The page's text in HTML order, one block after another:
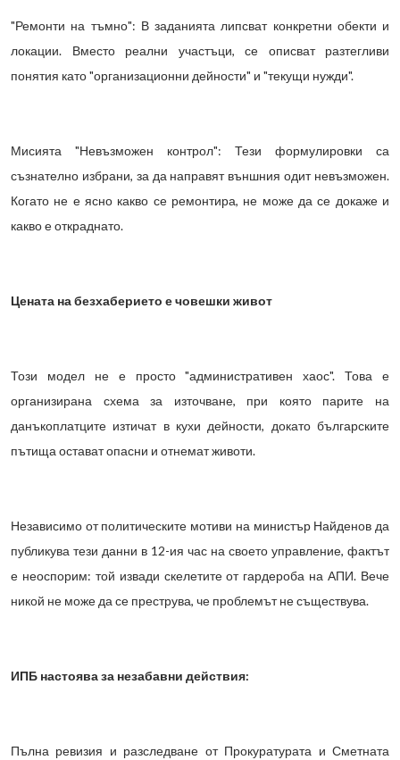
"Ремонти на тъмно": В заданията липсват конкретни обекти и
локации. Вместо реални участъци, се описват разтегливи
понятия като "организационни дейности" и "текущи нужди".
Мисията "Невъзможен контрол": Тези формулировки са
съзнателно избрани, за да направят външния одит невъзможен.
Когато не е ясно какво се ремонтира, не може да се докаже и
какво е откраднато.
Цената на безхаберието е човешки живот
Този модел не е просто "административен хаос". Това е
организирана схема за източване, при която парите на
данъкоплатците изтичат в кухи дейности, докато българските
пътища остават опасни и отнемат животи.
Независимо от политическите мотиви на министър Найденов да
публикува тези данни в 12-ия час на своето управление, фактът
е неоспорим: той извади скелетите от гардероба на АПИ. Вече
никой не може да се преструва, че проблемът не съществува.
ИПБ настоява за незабавни действия:
Пълна ревизия и разследване от Прокуратурата и Сметната